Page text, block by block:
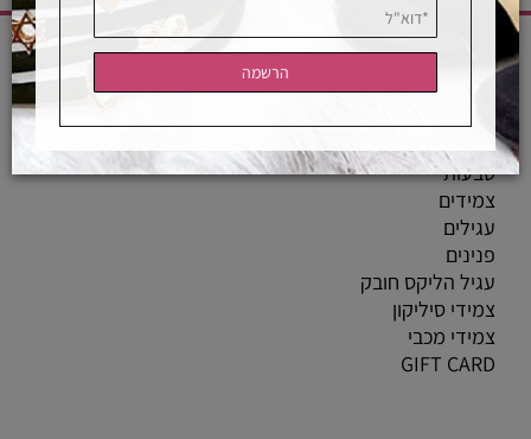
CATEGORIES
שרשראות
טבעות
צמידים
עגילים
פנינים
עגיל הליקס חובק
צמידי סיליקון
צמידי מכבי
GIFT CARD